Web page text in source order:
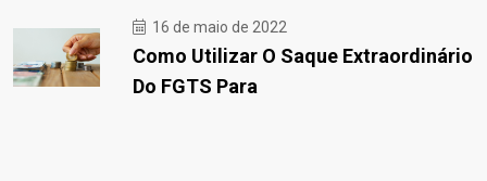
16 de maio de 2022
Como Utilizar O Saque Extraordinário
Do FGTS Para